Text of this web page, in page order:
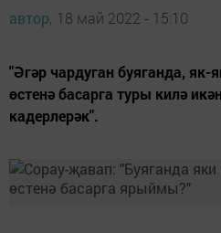
автор, 18 май 2022 - 15:10
"Әгәр чардуган буяганда, як-
өстенә басарга туры килә
кадерлерәк".